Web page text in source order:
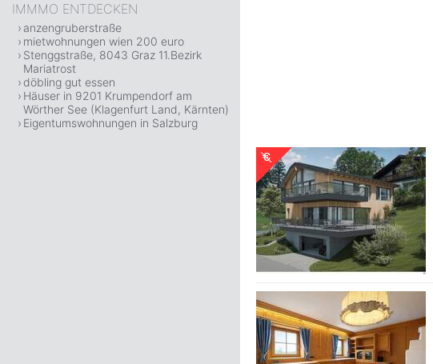
IMMMO ENTDECKEN
anzengruberstraße
mietwohnungen wien 200 euro
Stenggstraße, 8043 Graz 11.Bezirk
Mariatrost
döbling gut essen
Häuser in 9201 Krumpendorf am
Wörther See (Klagenfurt Land, Kärnten)
Eigentumswohnungen in Salzburg